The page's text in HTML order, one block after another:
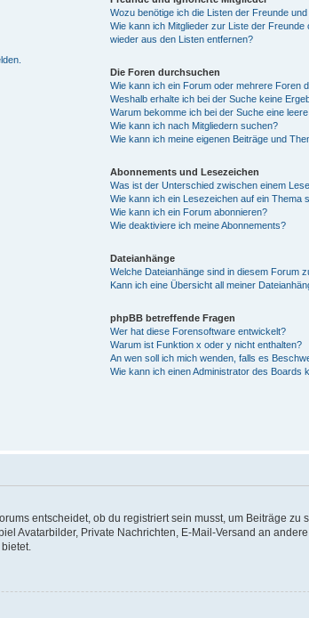
Wozu benötige ich die Listen der Freunde
Wie kann ich Mitglieder zur Liste der
wieder aus den Listen entfernen?
Die Foren durchsuchen
Wie kann ich ein Forum oder mehrere Foren
Weshalb erhalte ich bei der Suche keine
Warum bekomme ich bei der Suche eine
Wie kann ich nach Mitgliedern suchen?
Wie kann ich meine eigenen Beiträge und
Abonnements und Lesezeichen
Was ist der Unterschied zwischen einem
Wie kann ich ein Lesezeichen auf ein Thema
Wie kann ich ein Forum abonnieren?
Wie deaktiviere ich meine Abonnements?
Dateianhänge
Welche Dateianhänge sind in diesem Forum
Kann ich eine Übersicht all meiner
phpBB betreffende Fragen
Wer hat diese Forensoftware entwickelt?
Warum ist Funktion x oder y nicht enthalten?
An wen soll ich mich wenden, falls es
Wie kann ich einen Administrator des Boards
entscheidet, ob du registriert sein musst, um Beiträge zu
Avatarbilder, Private Nachrichten, E-Mail-Versand an